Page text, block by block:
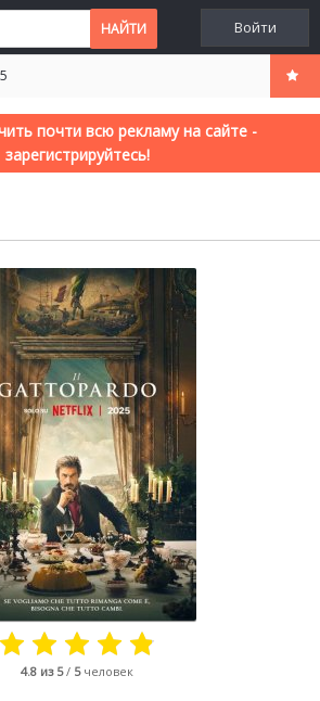
Войти
почти всю рекламу на сайте -
зарегистрируйтесь!
4.8 из 5/ 5 человек